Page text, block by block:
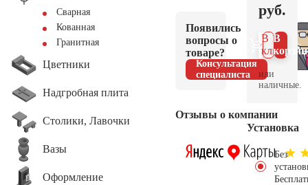
Сварная
Кованная
Гранитная
Цветники
Надгробная плита
Столики, Лавочки
Вазы
Оформление
Появились
вопросы о
товаре?
Консультация
специалиста
Отзывы о компании
руб.
В
В 1
клик
или
наличные.
Установка
Без